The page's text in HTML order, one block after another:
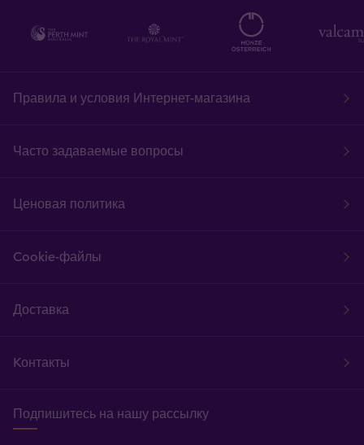
Правила и условия Интернет-магазина
Часто задаваемые вопросы
Ценовая политика
Cookie-файлы
Доставка
Kонтакты
Подпишитесь на нашу рассылку